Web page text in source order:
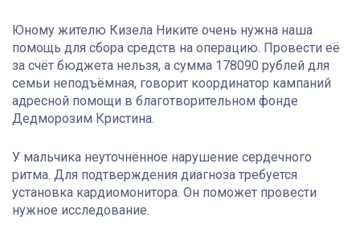
Юному жителю Кизела Никите очень нужна наша
помощь для сбора средств на операцию. Провести её
за счёт бюджета нельзя, а сумма 178090 рублей для
семьи неподъëмная, говорит координатор кампаний
адресной помощи в благотворительном фонде
Дедморозим Кристина.
У мальчика неуточнëнное нарушение сердечного
ритма. Для подтверждения диагноза требуется
установка кардиомонитора. Он поможет провести
нужное исследование.